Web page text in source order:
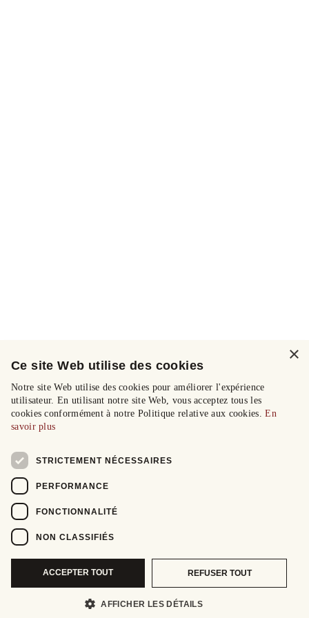
×
Ce site Web utilise des cookies
Notre site Web utilise des cookies pour améliorer l'expérience
utilisateur. En utilisant notre site Web, vous acceptez tous les
cookies conformément à notre Politique relative aux cookies.En
savoir plus
STRICTEMENT NÉCESSAIRES
PERFORMANCE
FONCTIONNALITÉ
NON CLASSIFIÉS
ACCEPTER TOUT REFUSER TOUT
AFFICHER LES DÉTAILS